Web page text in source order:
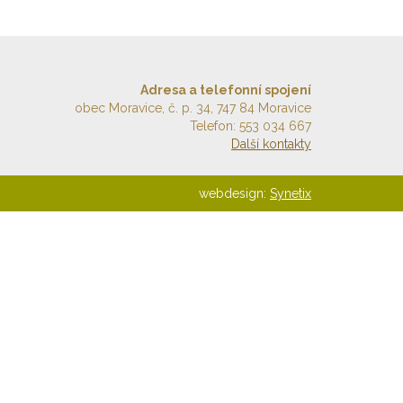
Adresa a telefonní spojení
obec Moravice, č. p. 34, 747 84 Moravice
Telefon: 553 034 667
Další kontakty
webdesign: Synetix